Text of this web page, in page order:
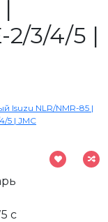
2/3/4/5 |
Isuzu NLR/NMR-85 |
5 | JMC
с